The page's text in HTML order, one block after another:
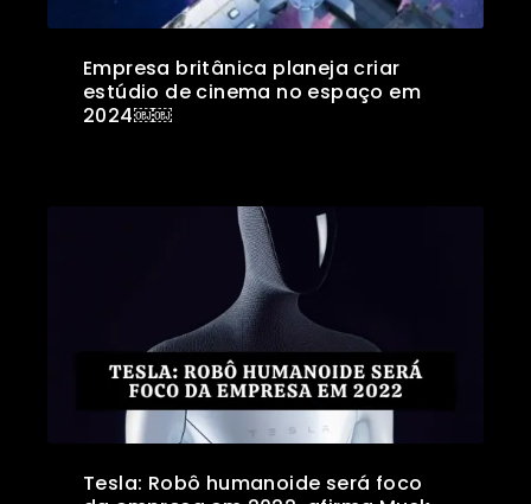
Empresa britânica planeja criar
estúdio de cinema no espaço em
2024￼￼
Tesla: Robô humanoide será foco